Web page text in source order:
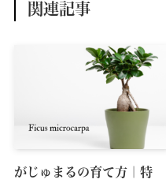
関連記事
がじゅまるの育て方｜特